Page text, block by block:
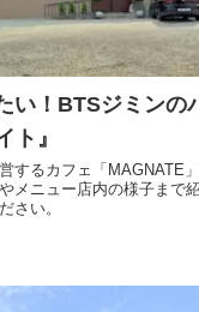
い！BTSジミンの
ト』
するカフェ「MAGNATE
メニュー店内の様子まで
さい。